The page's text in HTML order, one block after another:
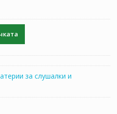
за слушалки и